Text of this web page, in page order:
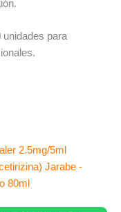
unidades para